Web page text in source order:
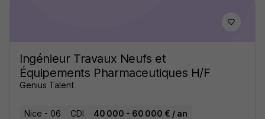
Ingénieur Travaux Neufs et
Équipements Pharmaceutiques H/F
Genius Talent
Nice - 06 CDI 40 000 - 60 000 € / an